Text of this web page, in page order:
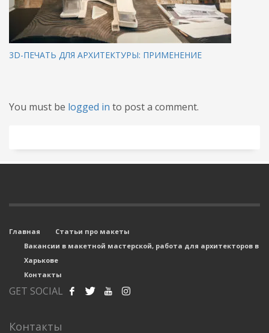
3D-ПЕЧАТЬ ДЛЯ АРХИТЕКТУРЫ: ПРИМЕНЕНИЕ
You must be logged in to post a comment.
Главная
Статьи про макеты
Вакансии в макетной мастерской, работа для архитекторов в
Харькове
Контакты
GET SOCIAL
Контакты